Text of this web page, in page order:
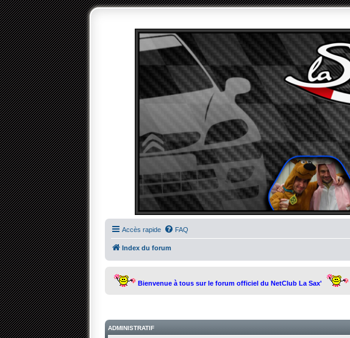
Accès rapide FAQ
Index du forum
Bienvenue à tous sur le forum officiel du NetClub La Sax'
ADMINISTRATIF